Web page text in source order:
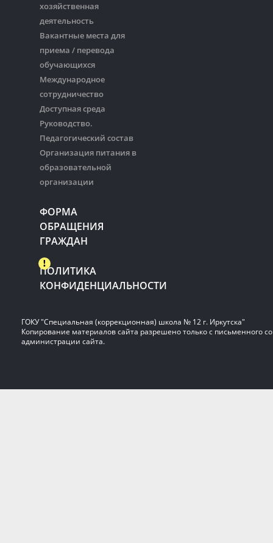
хозяйственная
деятельность
Вакантные места для
приема / перевода
обучающихся
Международное
сотрудничество
Доступная среда
Руководство.
Педагогический состав
Организация питания в
образовательной
организации
ФОРМА
ОБРАЩЕНИЯ
ГРАЖДАН
ПОЛИТИКА
КОНФИДЕНЦИАЛЬНОСТИ
ГОКУ "Специальная (коррекционная) школа № 12 г. Иркутска"
Копирование материалов сайта разрешено только с письменного
администрации сайта.